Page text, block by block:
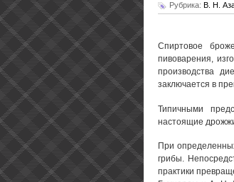
Рубрика: В. Н.
Спиртовое
пивоварения,
производства
заключается в
Типичными
настоящие
При
грибы.
практики